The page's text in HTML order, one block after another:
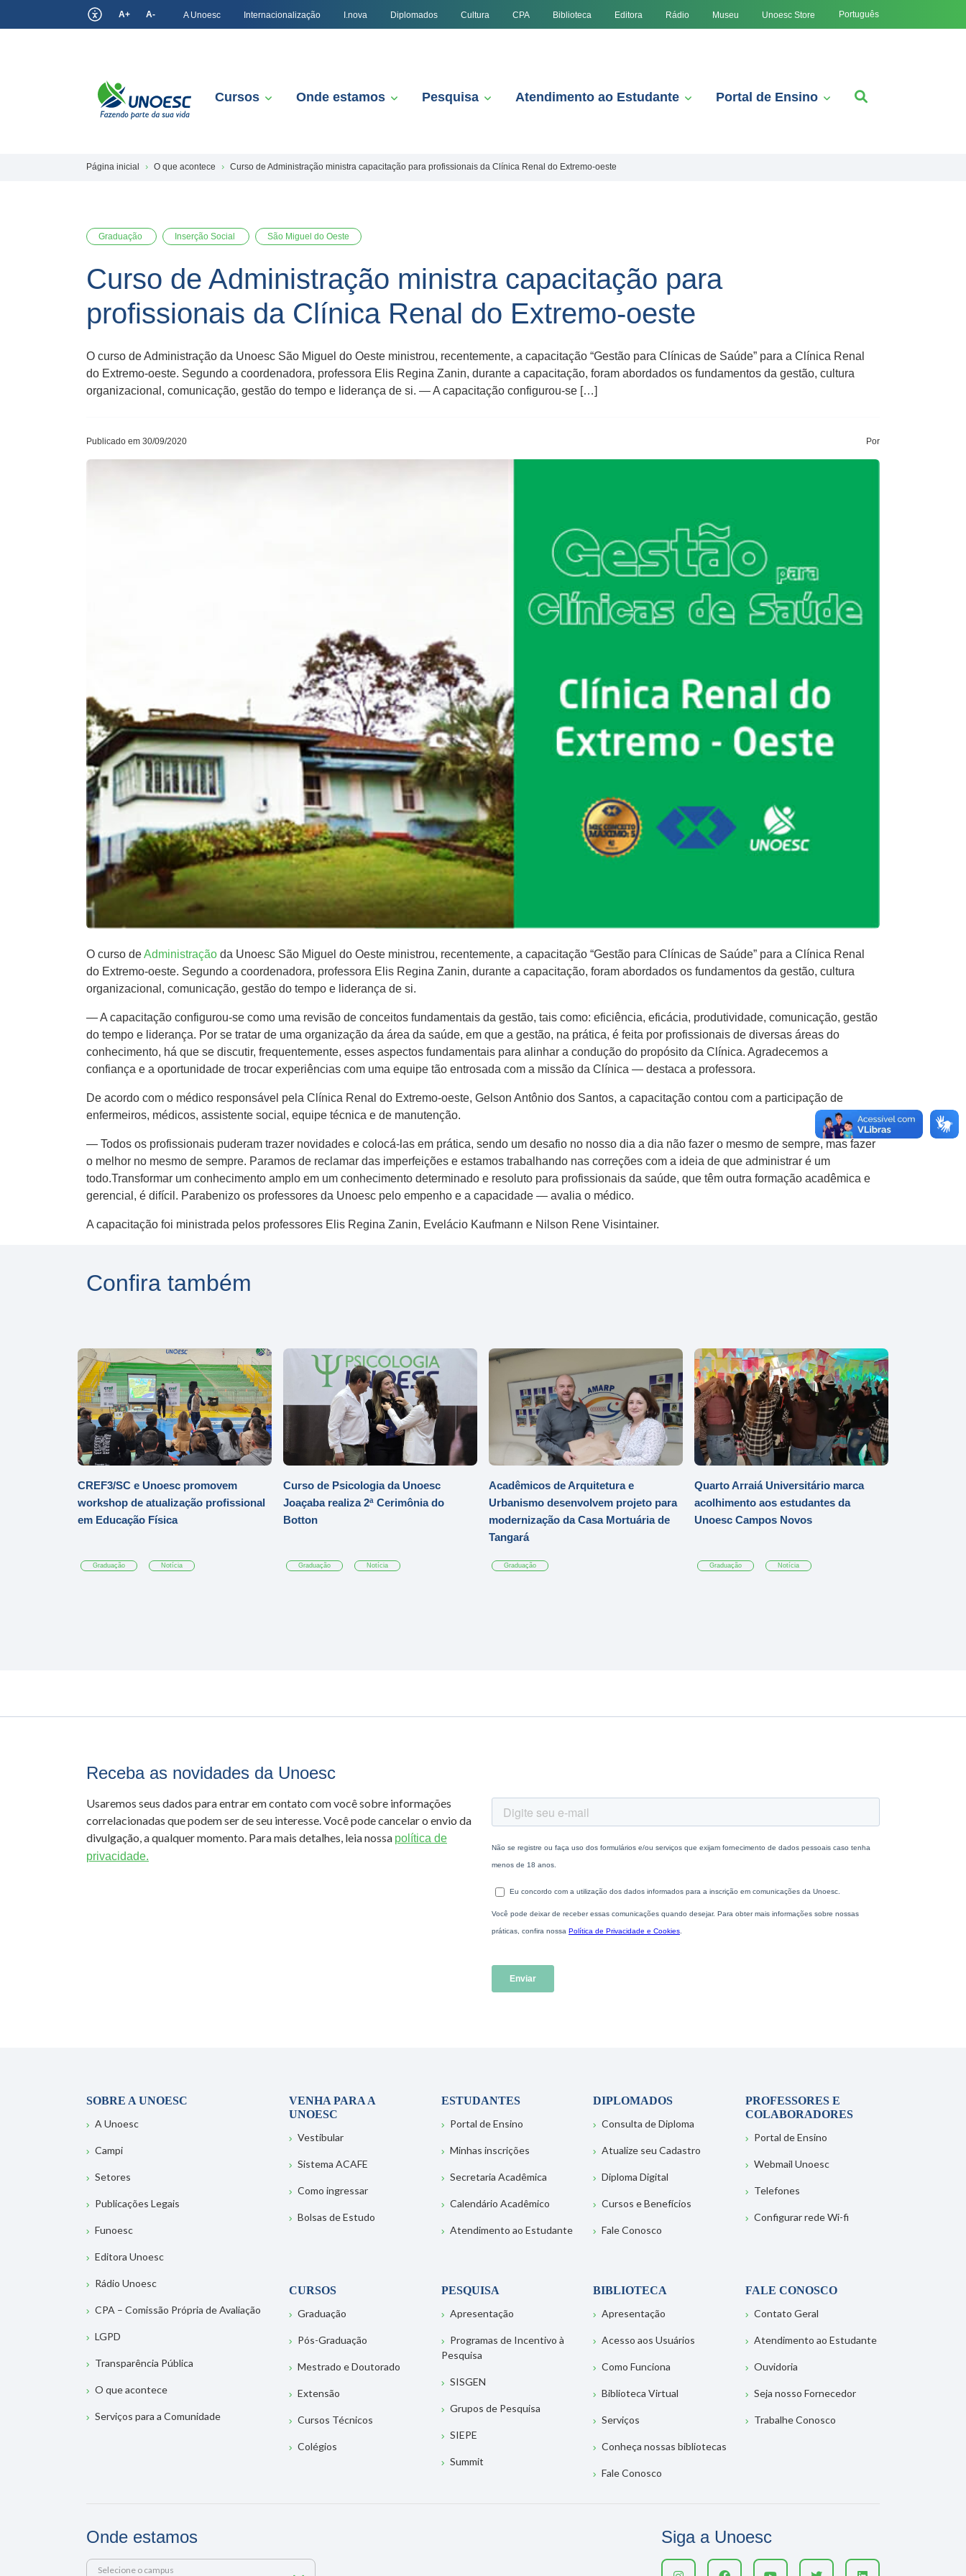
A+ A- A Unoesc Internacionalização I.nova Diplomados Cultura CPA Biblioteca Editora Rádio Museu Unoesc Store Português
Cursos Onde estamos Pesquisa Atendimento ao Estudante Portal de Ensino
Página inicial O que acontece Curso de Administração ministra capacitação para profissionais da Clínica Renal do Extremo-oeste
Graduação Inserção Social São Miguel do Oeste
Curso de Administração ministra capacitação para
profissionais da Clínica Renal do Extremo-oeste
O curso de Administração da Unoesc São Miguel do Oeste ministrou, recentemente, a capacitação “Gestão para Clínicas de Saúde” para a Clínica Renal
do Extremo-oeste. Segundo a coordenadora, professora Elis Regina Zanin, durante a capacitação, foram abordados os fundamentos da gestão, cultura
organizacional, comunicação, gestão do tempo e liderança de si. — A capacitação configurou-se […]
Publicado em 30/09/2020 Por
O curso deAdministração da Unoesc São Miguel do Oeste ministrou, recentemente, a capacitação “Gestão para Clínicas de Saúde” para a Clínica Renal
do Extremo-oeste. Segundo a coordenadora, professora Elis Regina Zanin, durante a capacitação, foram abordados os fundamentos da gestão, cultura
organizacional, comunicação, gestão do tempo e liderança de si.
— A capacitação configurou-se como uma revisão de conceitos fundamentais da gestão, tais como: eficiência, eficácia, produtividade, comunicação, gestão
do tempo e liderança. Por se tratar de uma organização da área da saúde, em que a gestão, na prática, é feita por profissionais de diversas áreas do
conhecimento, há que se discutir, frequentemente, esses aspectos fundamentais para alinhar a condução do propósito da Clínica. Agradecemos a
confiança e a oportunidade de trocar experiências com uma equipe tão entrosada com a missão da Clínica — destaca a professora.
De acordo com o médico responsável pela Clínica Renal do Extremo-oeste, Gelson Antônio dos Santos, a capacitação contou com a participação de
enfermeiros, médicos, assistente social, equipe técnica e de manutenção.
— Todos os profissionais puderam trazer novidades e colocá-las em prática, sendo um desafio no nosso dia a dia não fazer o mesmo de sempre, mas fazer
o melhor no mesmo de sempre. Paramos de reclamar das imperfeições e estamos trabalhando nas correções com a ideia de que administrar é um
todo.Transformar um conhecimento amplo em um conhecimento determinado e resoluto para profissionais da saúde, que têm outra formação acadêmica e
gerencial, é difícil. Parabenizo os professores da Unoesc pelo empenho e a capacidade — avalia o médico.
A capacitação foi ministrada pelos professores Elis Regina Zanin, Evelácio Kaufmann e Nilson Rene Visintainer.
Confira também
CREF3/SC e Unoesc promovem
workshop de atualização profissional
em Educação Física
Graduação Notícia
Curso de Psicologia da Unoesc
Joaçaba realiza 2ª Cerimônia do
Botton
Graduação Notícia
Acadêmicos de Arquitetura e
Urbanismo desenvolvem projeto para
modernização da Casa Mortuária de
Tangará
Graduação
Quarto Arraiá Universitário marca
acolhimento aos estudantes da
Unoesc Campos Novos
Graduação Notícia
Receba as novidades da Unoesc
Usaremos seus dados para entrar em contato com você sobre informações
correlacionadas que podem ser de seu interesse. Você pode cancelar o envio da
divulgação, a qualquer momento. Para mais detalhes, leia nossa política de
privacidade.
SOBRE A UNOESC
A Unoesc
Campi
Setores
Publicações Legais
Funoesc
Editora Unoesc
Rádio Unoesc
CPA – Comissão Própria de Avaliação
LGPD
Transparência Pública
O que acontece
Serviços para a Comunidade
VENHA PARA A
UNOESC
Vestibular
Sistema ACAFE
Como ingressar
Bolsas de Estudo
ESTUDANTES
Portal de Ensino
Minhas inscrições
Secretaria Acadêmica
Calendário Acadêmico
Atendimento ao Estudante
DIPLOMADOS
Consulta de Diploma
Atualize seu Cadastro
Diploma Digital
Cursos e Benefícios
Fale Conosco
PROFESSORES E
COLABORADORES
Portal de Ensino
Webmail Unoesc
Telefones
Configurar rede Wi-fi
CURSOS
Graduação
Pós-Graduação
Mestrado e Doutorado
Extensão
Cursos Técnicos
Colégios
PESQUISA
Apresentação
Programas de Incentivo à
Pesquisa
SISGEN
Grupos de Pesquisa
SIEPE
Summit
BIBLIOTECA
Apresentação
Acesso aos Usuários
Como Funciona
Biblioteca Virtual
Serviços
Conheça nossas bibliotecas
Fale Conosco
FALE CONOSCO
Contato Geral
Atendimento ao Estudante
Ouvidoria
Seja nosso Fornecedor
Trabalhe Conosco
Onde estamos
Selecione o campus
Siga a Unoesc